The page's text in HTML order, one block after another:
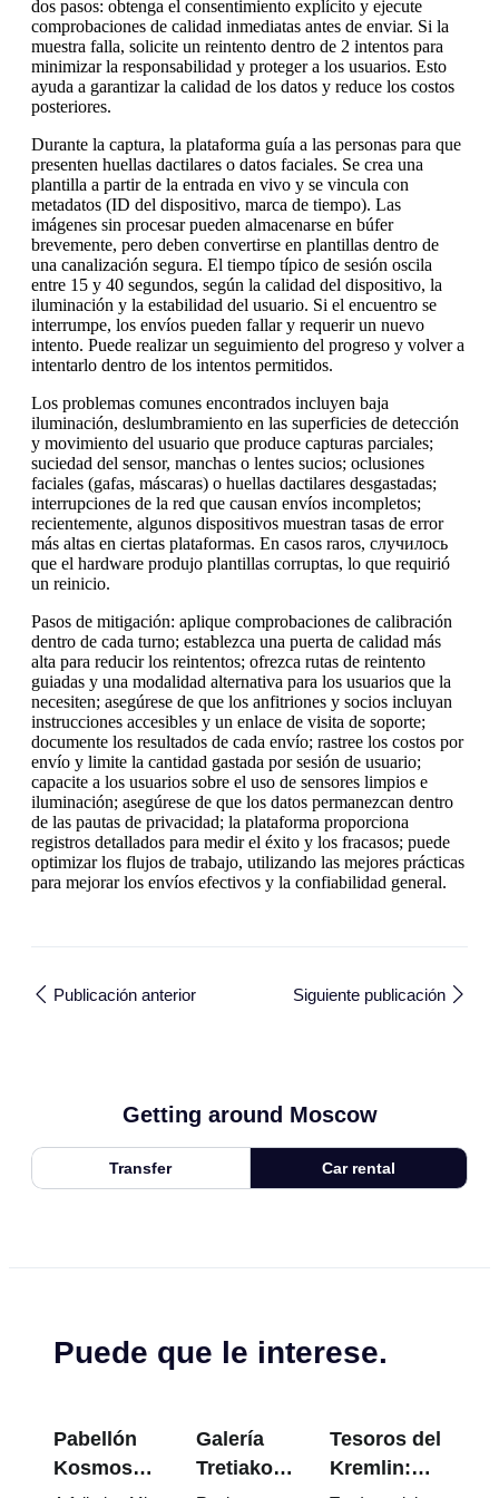
dos pasos: obtenga el consentimiento explícito y ejecute
comprobaciones de calidad inmediatas antes de enviar. Si la
muestra falla, solicite un reintento dentro de 2 intentos para
minimizar la responsabilidad y proteger a los usuarios. Esto
ayuda a garantizar la calidad de los datos y reduce los costos
posteriores.
Durante la captura, la plataforma guía a las personas para que
presenten huellas dactilares o datos faciales. Se crea una
plantilla a partir de la entrada en vivo y se vincula con
metadatos (ID del dispositivo, marca de tiempo). Las
imágenes sin procesar pueden almacenarse en búfer
brevemente, pero deben convertirse en plantillas dentro de
una canalización segura. El tiempo típico de sesión oscila
entre 15 y 40 segundos, según la calidad del dispositivo, la
iluminación y la estabilidad del usuario. Si el encuentro se
interrumpe, los envíos pueden fallar y requerir un nuevo
intento. Puede realizar un seguimiento del progreso y volver a
intentarlo dentro de los intentos permitidos.
Los problemas comunes encontrados incluyen baja
iluminación, deslumbramiento en las superficies de detección
y movimiento del usuario que produce capturas parciales;
suciedad del sensor, manchas o lentes sucios; oclusiones
faciales (gafas, máscaras) o huellas dactilares desgastadas;
interrupciones de la red que causan envíos incompletos;
recientemente, algunos dispositivos muestran tasas de error
más altas en ciertas plataformas. En casos raros, случилось
que el hardware produjo plantillas corruptas, lo que requirió
un reinicio.
Pasos de mitigación: aplique comprobaciones de calibración
dentro de cada turno; establezca una puerta de calidad más
alta para reducir los reintentos; ofrezca rutas de reintento
guiadas y una modalidad alternativa para los usuarios que la
necesiten; asegúrese de que los anfitriones y socios incluyan
instrucciones accesibles y un enlace de visita de soporte;
documente los resultados de cada envío; rastree los costos por
envío y limite la cantidad gastada por sesión de usuario;
capacite a los usuarios sobre el uso de sensores limpios e
iluminación; asegúrese de que los datos permanezcan dentro
de las pautas de privacidad; la plataforma proporciona
registros detallados para medir el éxito y los fracasos; puede
optimizar los flujos de trabajo, utilizando las mejores prácticas
para mejorar los envíos efectivos y la confiabilidad general.
Publicación anterior Siguiente publicación
Getting around Moscow
Transfer Car rental
Puede que le interese.
Pabellón
Kosmos
Galería
Tretiakov:
Tesoros del
Kremlin: